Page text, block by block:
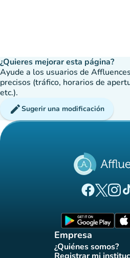
¿Quieres mejorar esta página?
Ayude a los usuarios de
precisos (tráfico, horarios de
etc.).
editSugerir una modificación
(nueva
Empresa
¿Quiénes somos?
(nueva